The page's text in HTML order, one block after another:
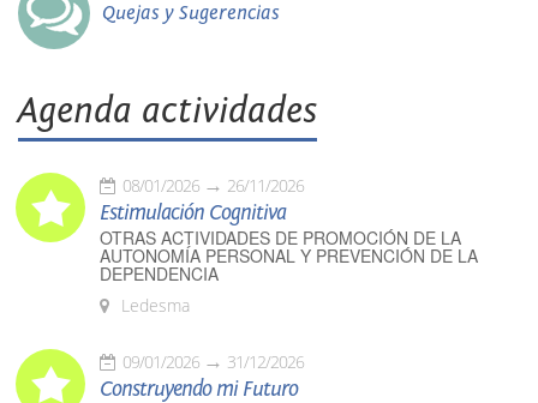
Quejas y Sugerencias
Agenda actividades
08/01/2026 26/11/2026
Estimulación Cognitiva
OTRAS ACTIVIDADES DE PROMOCIÓN DE LA
AUTONOMÍA PERSONAL Y PREVENCIÓN DE LA
DEPENDENCIA
Ledesma
09/01/2026 31/12/2026
Construyendo mi Futuro